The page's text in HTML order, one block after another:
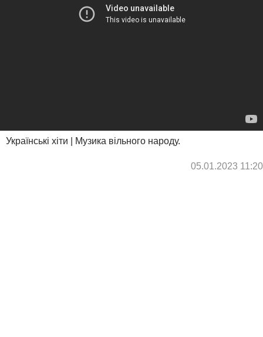
Українські хіти | Музика вільного народу.
05.01.2023 11:20